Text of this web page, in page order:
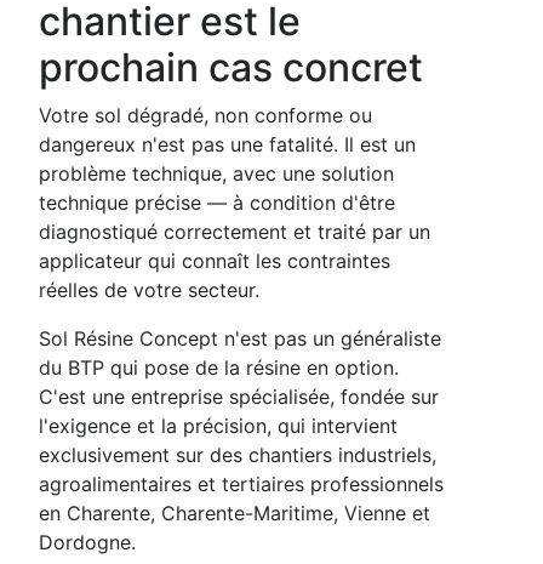
chantier est le
prochain cas concret
Votre sol dégradé, non conforme ou
dangereux n'est pas une fatalité. Il est un
problème technique, avec une solution
technique précise — à condition d'être
diagnostiqué correctement et traité par un
applicateur qui connaît les contraintes
réelles de votre secteur.
Sol Résine Concept n'est pas un généraliste
du BTP qui pose de la résine en option.
C'est une entreprise spécialisée, fondée sur
l'exigence et la précision, qui intervient
exclusivement sur des chantiers industriels,
agroalimentaires et tertiaires professionnels
en Charente, Charente-Maritime, Vienne et
Dordogne.